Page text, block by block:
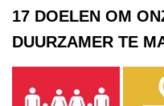
17 DOELEN OM
DUURZAMER TE